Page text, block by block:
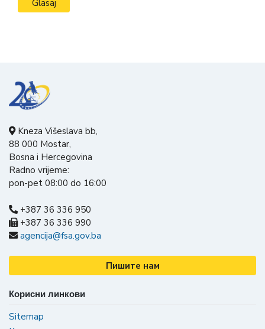
Kneza Višeslava bb,
88 000 Mostar,
Bosna i Hercegovina
Radno vrijeme:
pon-pet 08:00 do 16:00
+387 36 336 950
+387 36 336 990
agencija@fsa.gov.ba
Пишите нам
Корисни линкови
Sitemap